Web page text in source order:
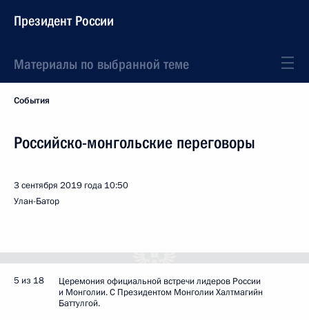
Президент России
Материалы по выбранной теме
События
Российско-монгольские переговоры
3 сентября 2019 года 10:50
Улан-Батор
5 из 18
Церемония официальной встречи лидеров России
и Монголии. С Президентом Монголии Халтмагийн
Баттулгой.